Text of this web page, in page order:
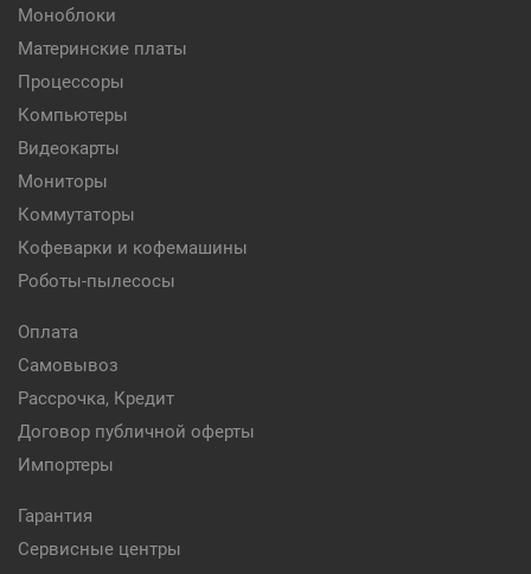
Моноблоки
Материнские платы
Процессоры
Компьютеры
Видеокарты
Мониторы
Коммутаторы
Кофеварки и кофемашины
Роботы-пылесосы
Оплата
Самовывоз
Рассрочка, Кредит
Договор публичной оферты
Импортеры
Гарантия
Сервисные центры